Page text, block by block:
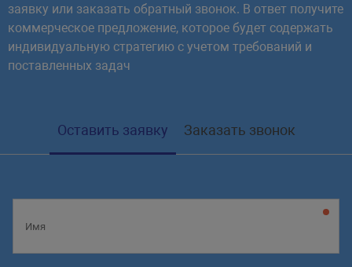
заявку или заказать обратный звонок. В ответ получите
коммерческое предложение, которое будет содержать
индивидуальную стратегию с учетом требований и
поставленных задач
Оставить заявку Заказать звонок